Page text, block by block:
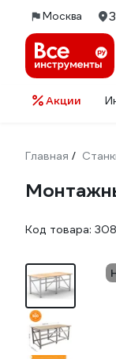
Москва
Акции
Главная /
Код товара: